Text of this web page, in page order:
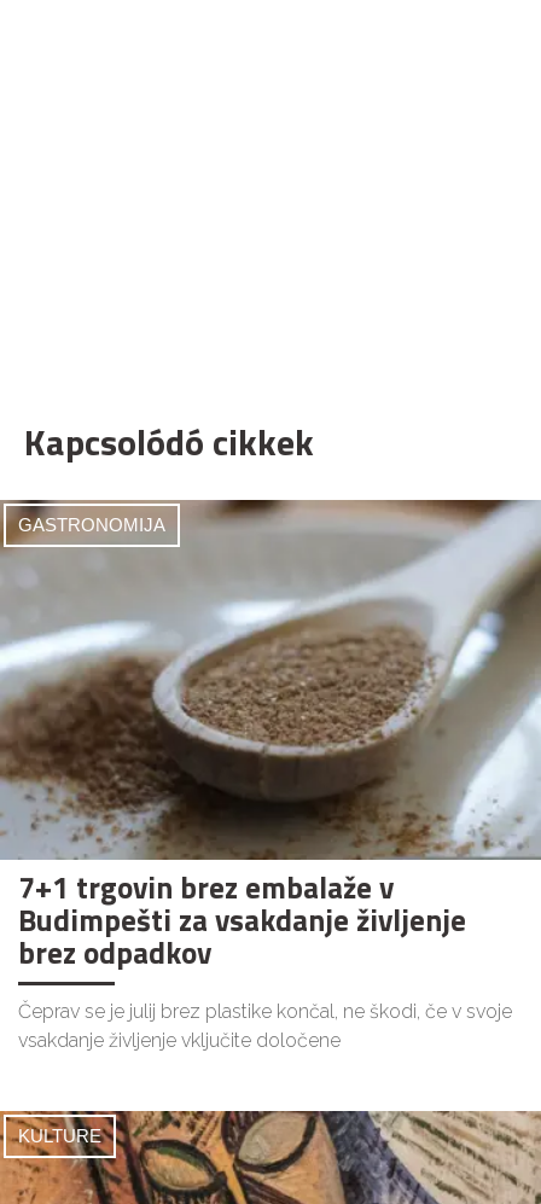
Kapcsolódó cikkek
GASTRONOMIJA
7+1 trgovin brez embalaže v
Budimpešti za vsakdanje življenje
brez odpadkov
Čeprav se je julij brez plastike končal, ne škodi, če v svoje
vsakdanje življenje vključite določene
KULTURE